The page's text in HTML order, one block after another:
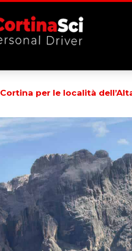
Cortina per le località